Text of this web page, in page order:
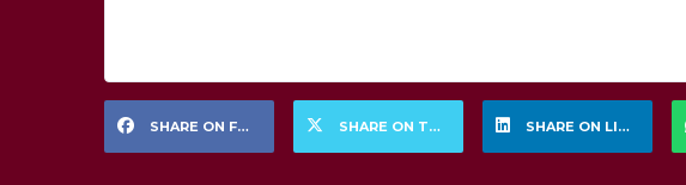
SHARE ON FACEBOOK SHARE ON TWITTER SHARE ON LINKEDIN